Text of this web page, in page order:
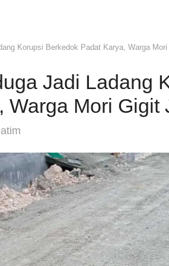
Korupsi Berkedok Padat Karya, Warga
Jadi Ladang
Warga Mori Gigit